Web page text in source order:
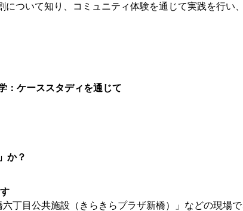
ついて知り、コミュニティ体験を通じて実践を行
：ケーススタディを通じて
か？
丁目公共施設（きらきらプラザ新橋）」などの現場